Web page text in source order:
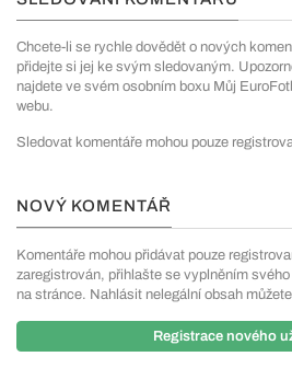
Chcete-li se rychle dovědět o nových
přidejte si jej ke svým sledovaným.
najdete ve svém osobním boxu Můj
webu.
Sledovat komentáře mohou pouze
NOVÝ KOMENTÁŘ
Komentáře mohou přidávat pouze
zaregistrován, přihlašte se vyplněním
na stránce. Nahlásit nelegální obsah můžete
Registrace nového